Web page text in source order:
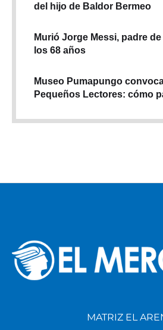
del hijo de Baldor Bermeo
Murió Jorge Messi, padre
los 68 años
Museo Pumapungo
Pequeños Lectores: cómo
MATRIZ EL